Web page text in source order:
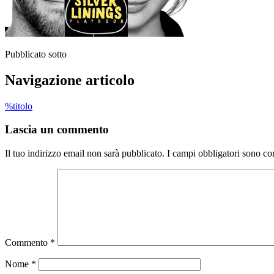
Pubblicato sotto
Navigazione articolo
%titolo
Lascia un commento
Il tuo indirizzo email non sarà pubblicato. I campi obbligatori sono
Commento *
Nome *